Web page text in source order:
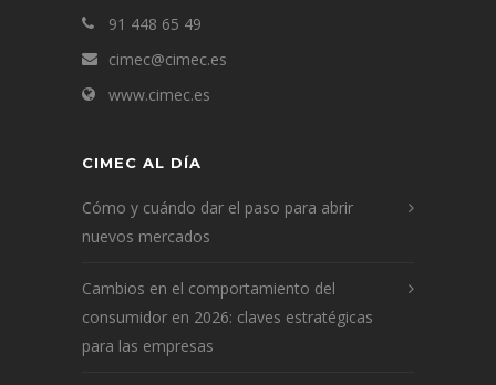
91 448 65 49
cimec@cimec.es
www.cimec.es
CIMEC AL DÍA
Cómo y cuándo dar el paso para abrir
nuevos mercados
Cambios en el comportamiento del
consumidor en 2026: claves estratégicas
para las empresas